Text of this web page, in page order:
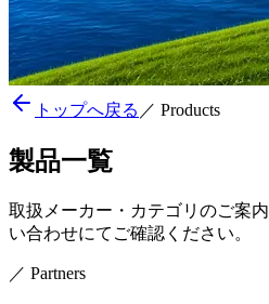
トップへ戻る ／ Products
製品一覧
取扱メーカー・カテゴリのご案
い合わせにてご確認ください。
／ Partners